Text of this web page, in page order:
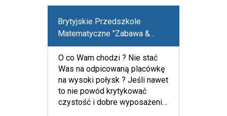
Brytyjskie Przedszkole
Matematyczne "Zabawa &
Matematyka - Fun & Math"
O co Wam chodzi ? Nie stać
Was na odpicowaną placówkę
na wysoki połysk ? Jeśli nawet
to nie powód krytykować
czystość i dobre wyposażenie.